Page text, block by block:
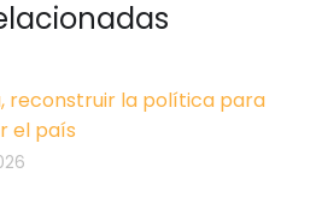
reconstruir la política para
el país